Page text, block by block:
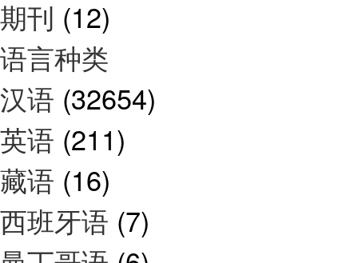
期刊 (12)
语言种类
汉语 (32654)
英语 (211)
藏语 (16)
西班牙语 (7)